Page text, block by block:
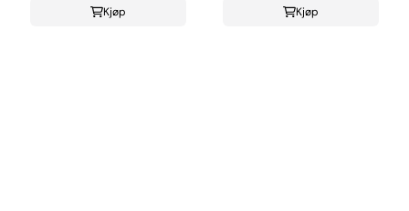
Kjøp Kjøp